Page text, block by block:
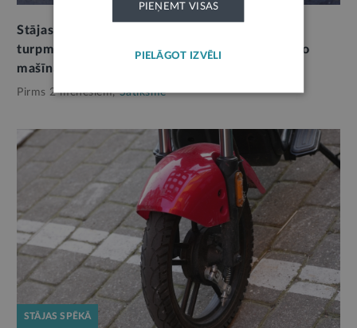
Stājas spēkā grozījumi Ceļu satiksmes likumā:
turpmāk stāvvietas caurlaide obligāti jānovieto
mašīnas salonā pie vējstikla
Pirms 2 mēnešiem, Satiksme
STĀJAS SPĒKĀ
PIEŅEMT VISAS
PIELĀGOT IZVĒLI